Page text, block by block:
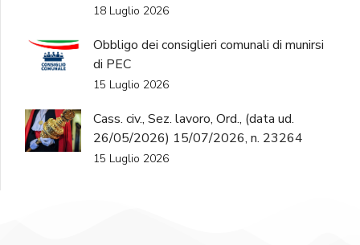
18 Luglio 2026
Obbligo dei consiglieri comunali di munirsi
di PEC
15 Luglio 2026
Cass. civ., Sez. lavoro, Ord., (data ud.
26/05/2026) 15/07/2026, n. 23264
15 Luglio 2026